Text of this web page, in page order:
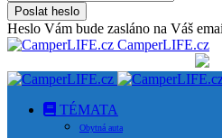
Heslo Vám bude zasláno na Váš
CamperLIFE.cz
TÉMATA
Obytná auta